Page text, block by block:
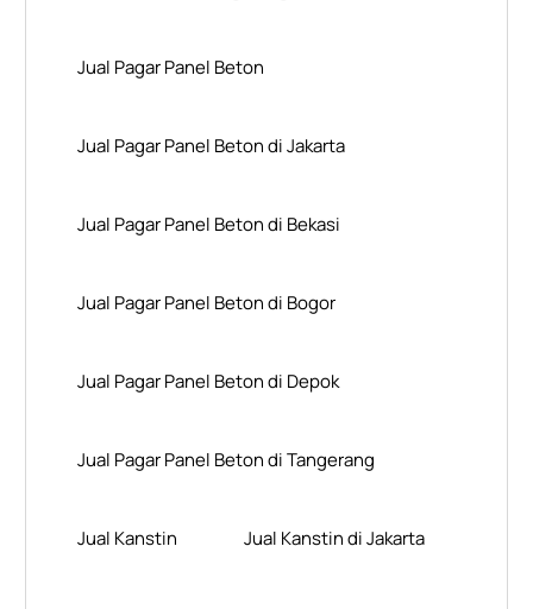
Jual Pagar Panel Beton
Jual Pagar Panel Beton di Jakarta
Jual Pagar Panel Beton di Bekasi
Jual Pagar Panel Beton di Bogor
Jual Pagar Panel Beton di Depok
Jual Pagar Panel Beton di Tangerang
Jual Kanstin Jual Kanstin di Jakarta